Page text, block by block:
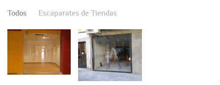
Todos Escaparates de Tiendas